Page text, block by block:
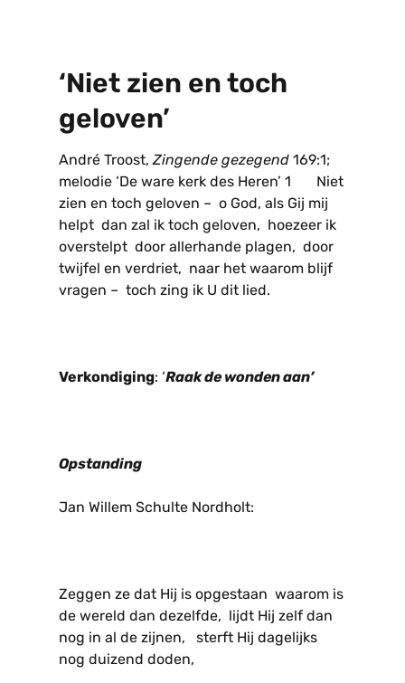
‘Niet zien en toch
geloven’
André Troost,Zingende gezegend 169:1;
melodie ‘De ware kerk des Heren’ 1 Niet
zien en toch geloven – o God, als Gij mij
helpt dan zal ik toch geloven, hoezeer ik
overstelpt door allerhande plagen, door
twijfel en verdriet, naar het waarom blijf
vragen – toch zing ik U dit lied.
Verkondiging: ‘Raak de wonden aan’
Opstanding
Jan Willem Schulte Nordholt:
Zeggen ze dat Hij is opgestaan waarom is
de wereld dan dezelfde, lijdt Hij zelf dan
nog in al de zijnen, sterft Hij dagelijks
nog duizend doden,